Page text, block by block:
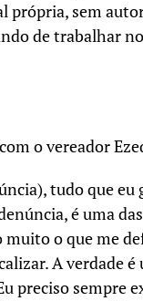
própria, sem
de trabalhar
o vereador
tudo que
é uma
o que me
A verdade
preciso sempre